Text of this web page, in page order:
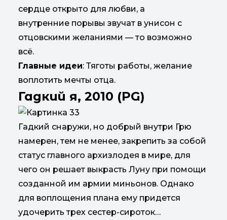
сердце открыто для любви, а
внутренние порывы звучат в унисон с
отцовскими желаниями — то возможно
всё.
Главные идеи: Тяготы работы, желание
воплотить мечты отца.
Гадкий я, 2010 (PG)
Гадкий снаружи, но добрый внутри Грю
намерен, тем не менее, закрепить за собой
статус главного архизлодея в мире, для
чего он решает выкрасть Луну при помощи
созданной им армии миньонов. Однако
для воплощения плана ему придется
удочерить трех сестер-сироток…